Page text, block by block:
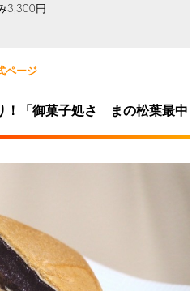
3,300円
ページ
！「御菓子処さゝまの松葉最中